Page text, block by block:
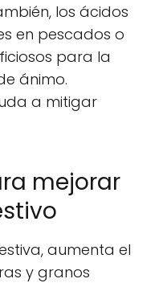
los ácidos
en pescados o
para la
ánimo.
a mitigar
mejorar
aumenta el
y granos